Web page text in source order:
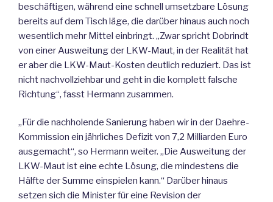
beschäftigen, während eine schnell umsetzbare Lösung
bereits auf dem Tisch läge, die darüber hinaus auch noch
wesentlich mehr Mittel einbringt. „Zwar spricht Dobrindt
von einer Ausweitung der LKW-Maut, in der Realität hat
er aber die LKW-Maut-Kosten deutlich reduziert. Das ist
nicht nachvollziehbar und geht in die komplett falsche
Richtung“, fasst Hermann zusammen.
„Für die nachholende Sanierung haben wir in der Daehre-
Kommission ein jährliches Defizit von 7,2 Milliarden Euro
ausgemacht“, so Hermann weiter. „Die Ausweitung der
LKW-Maut ist eine echte Lösung, die mindestens die
Hälfte der Summe einspielen kann.“ Darüber hinaus
setzen sich die Minister für eine Revision der